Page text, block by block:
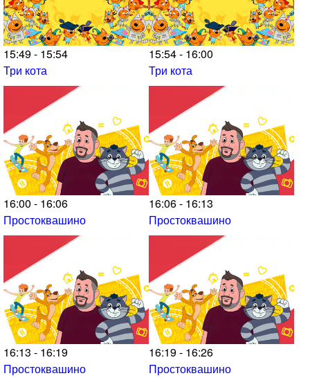
15:49 - 15:54
Три кота
15:54 - 16:00
Три кота
16:00 - 16:06
Простоквашино
16:06 - 16:13
Простоквашино
16:13 - 16:19
Простоквашино
16:19 - 16:26
Простоквашино